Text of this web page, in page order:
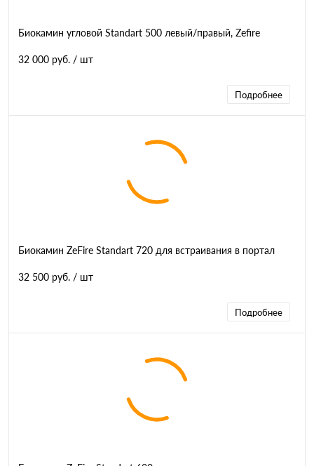
Биокамин угловой Standart 500 левый/правый, Zefire
32 000 руб. / шт
Подробнее
Биокамин ZeFire Standart 720 для встраивания в портал
32 500 руб. / шт
Подробнее